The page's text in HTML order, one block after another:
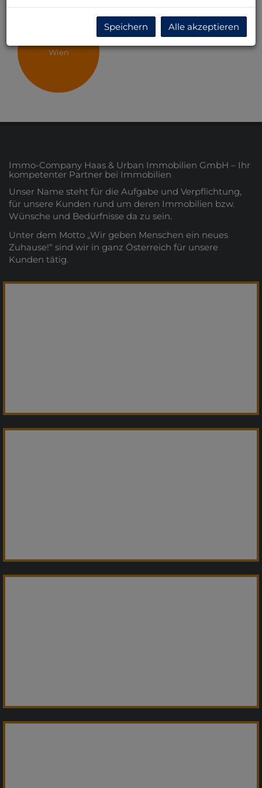
Wien
Immo-Company Haas & Urban Immobilien GmbH – Ihr
kompetenter Partner bei Immobilien
Unser Name steht für die Aufgabe und Verpflichtung,
für unsere Kunden rund um deren Immobilien bzw.
Wünsche und Bedürfnisse da zu sein.
Unter dem Motto „Wir geben Menschen ein neues
Zuhause!“ sind wir in ganz Österreich für unsere
Kunden tätig.
Speichern Alle akzeptieren